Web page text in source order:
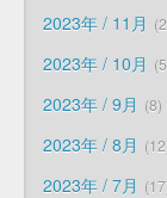
2023年 / 11月 2
2023年 / 10月 5
2023年 / 9月 8
2023年 / 8月 12
2023年 / 7月 17